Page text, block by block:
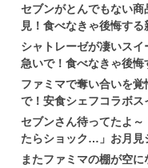
セブンがとんでもない
見！食べなきゃ後悔する
シャトレーゼが凄いス
急いで！食べなきゃ後悔
ファミマで奪い合いを
で！安食シェフコラボス
セブンさん待ってたよ
たらショック…」お月見
またファミマの棚が空